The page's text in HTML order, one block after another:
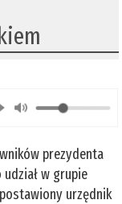
prezydenta
w grupie
urzędnik